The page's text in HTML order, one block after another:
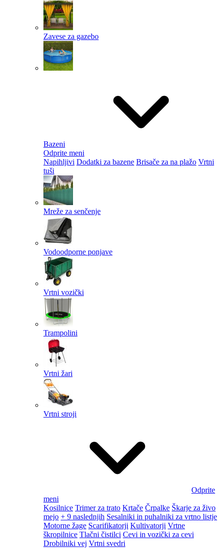
Zavese za gazebo
Bazeni
Odprite meni
Napihljivi Dodatki za bazene Brisače za na plažo Vrtni
tuši
Mreže za senčenje
Vodoodporne ponjave
Vrtni vozički
Trampolini
Vrtni žari
Vrtni stroji
Odprite
meni
Kosilnice Trimer za trato Krtače Črpalke Škarje za živo
mejo + 9 naslednjih Sesalniki in puhalniki za vrtno listje
Motorne žage Scarifikatorji Kultivatorji Vrtne
škropilnice Tlačni čistilci Cevi in vozički za cevi
Drobilniki vej Vrtni svedri